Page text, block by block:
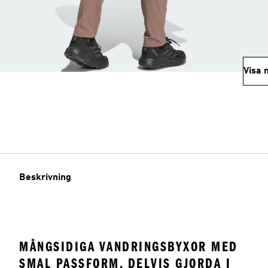
Visa
Beskrivning
MÅNGSIDIGA VANDRINGSBYXOR MED
SMAL PASSFORM, DELVIS GJORDA I